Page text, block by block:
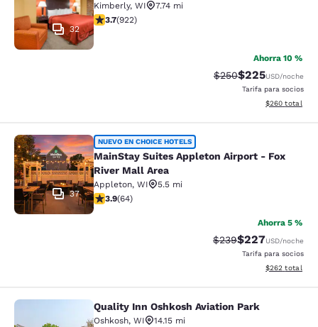
32
Kimberly, WI
7.74 mi
calificación de 3.74 estrellas. Bueno. 922 reseñas
3.7(922)
Ahorra 10 %
Precio tachado:
$250Precio con
$225USD/noche
Tarifa para socios
Ver detalles
$260 total
MainStay Suites Appleton Airport -
37
NUEVO EN CHOICE HOTELS
MainStay Suites Appleton Airport - Fox
River Mall Area
Appleton, WI
5.5 mi
calificación de 3.92 estrellas. Bueno. 64 reseñas
3.9(64)
Ahorra 5 %
Precio tachado:
$239Precio con
$227USD/noche
Tarifa para socios
Ver detalles
$262 total
Quality Inn Oshkosh Aviation Park
Quality Inn Oshkosh Aviation Park
Oshkosh, WI
14.15 mi